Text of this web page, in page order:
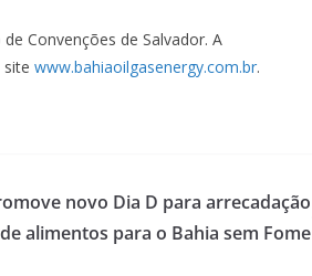
Convenções de Salvador. A
www.bahiaoilgasenergy.com.br.
novo Dia D para arrecadação
de alimentos para o Bahia sem Fome